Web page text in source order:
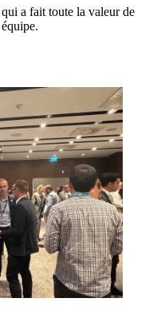
qui a fait toute la valeur de